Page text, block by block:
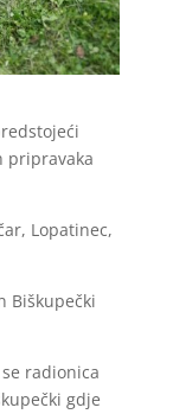
pripravaka
Lopatinec,
Biškupečki
radionica
gdje